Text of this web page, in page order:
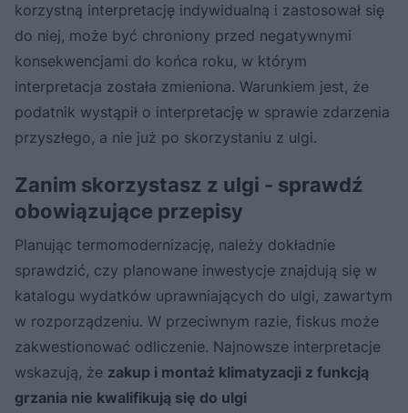
korzystną interpretację indywidualną i zastosował się
do niej, może być chroniony przed negatywnymi
konsekwencjami do końca roku, w którym
interpretacja została zmieniona. Warunkiem jest, że
podatnik wystąpił o interpretację w sprawie zdarzenia
przyszłego, a nie już po skorzystaniu z ulgi.
Zanim skorzystasz z ulgi - sprawdź
obowiązujące przepisy
Planując termomodernizację, należy dokładnie
sprawdzić, czy planowane inwestycje znajdują się w
katalogu wydatków uprawniających do ulgi, zawartym
w rozporządzeniu. W przeciwnym razie, fiskus może
zakwestionować odliczenie. Najnowsze interpretacje
wskazują, że zakup i montaż klimatyzacji z funkcją
grzania nie kwalifikują się do ulgi